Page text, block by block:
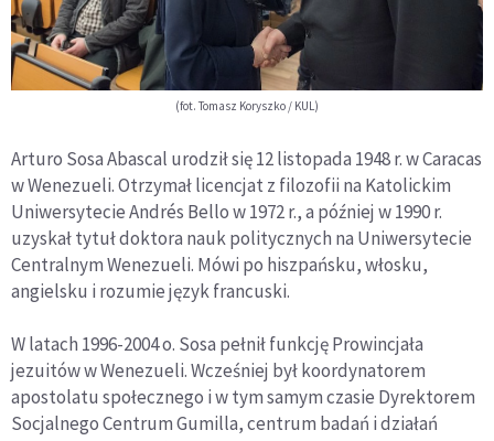
(fot. Tomasz Koryszko / KUL)
Arturo Sosa Abascal urodził się 12 listopada 1948 r. w Caracas
w Wenezueli. Otrzymał licencjat z filozofii na Katolickim
Uniwersytecie Andrés Bello w 1972 r., a później w 1990 r.
uzyskał tytuł doktora nauk politycznych na Uniwersytecie
Centralnym Wenezueli. Mówi po hiszpańsku, włosku,
angielsku i rozumie język francuski.
W latach 1996-2004 o. Sosa pełnił funkcję Prowincjała
jezuitów w Wenezueli. Wcześniej był koordynatorem
apostolatu społecznego i w tym samym czasie Dyrektorem
Socjalnego Centrum Gumilla, centrum badań i działań